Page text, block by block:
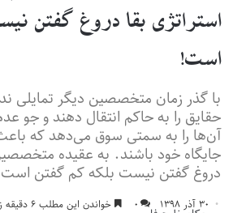
استراتژی بقا دروغ گفتن
است!
با گذر زمان متخصصین دیگر تمایلی
حقایق را به حاکم انتقال دهند و جو
آن‌ها را به سمتی سوق می‌دهد که
جایگاه خود باشند. به عقیده
دروغ گفتن نیست بلکه کم گفتن
۳۰ آذر ۱۳۹۸ ۰ خواندن این مطلب ۶ دقیقه زمان میبرد